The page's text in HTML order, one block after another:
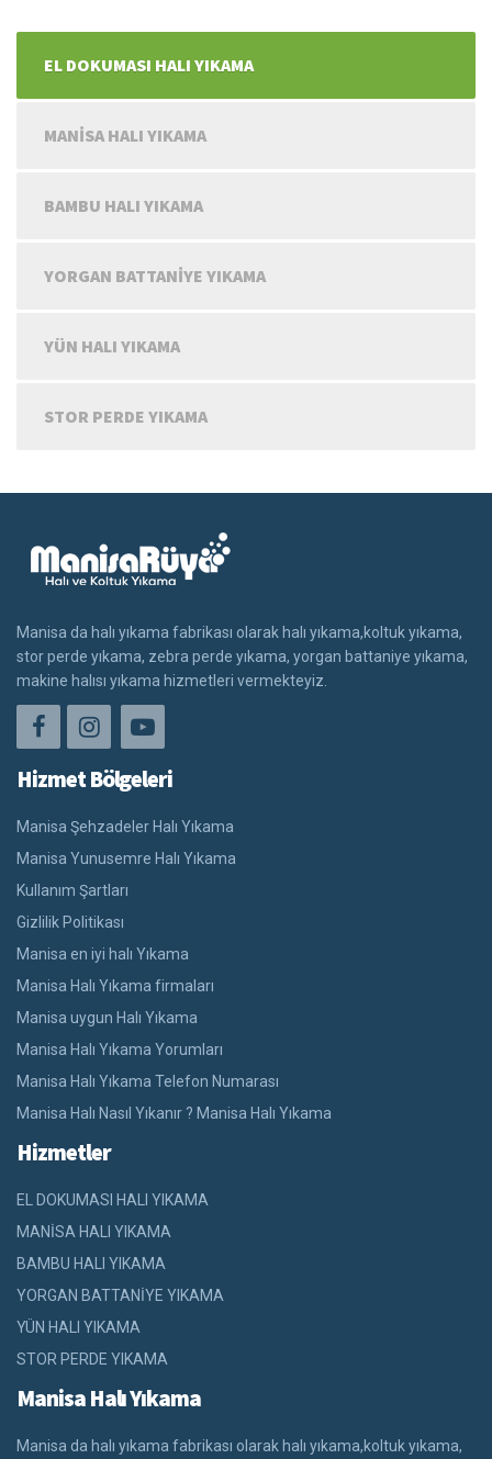
EL DOKUMASI HALI YIKAMA
MANİSA HALI YIKAMA
BAMBU HALI YIKAMA
YORGAN BATTANİYE YIKAMA
YÜN HALI YIKAMA
STOR PERDE YIKAMA
Manisa da halı yıkama fabrikası olarak halı yıkama,koltuk yıkama,
stor perde yıkama, zebra perde yıkama, yorgan battaniye yıkama,
makine halısı yıkama hizmetleri vermekteyiz.
Hizmet Bölgeleri
Manisa Şehzadeler Halı Yıkama
Manisa Yunusemre Halı Yıkama
Kullanım Şartları
Gizlilik Politikası
Manisa en iyi halı Yıkama
Manisa Halı Yıkama firmaları
Manisa uygun Halı Yıkama
Manisa Halı Yıkama Yorumları
Manisa Halı Yıkama Telefon Numarası
Manisa Halı Nasıl Yıkanır ? Manisa Halı Yıkama
Hizmetler
EL DOKUMASI HALI YIKAMA
MANİSA HALI YIKAMA
BAMBU HALI YIKAMA
YORGAN BATTANİYE YIKAMA
YÜN HALI YIKAMA
STOR PERDE YIKAMA
Manisa Halı Yıkama
Manisa da halı yıkama fabrikası olarak halı yıkama,koltuk yıkama,